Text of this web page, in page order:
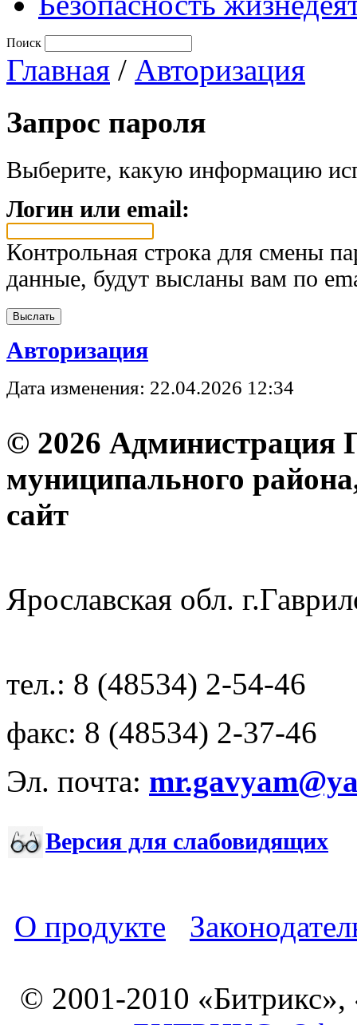
Поиск
Главная / Авторизация
Запрос пароля
Выберите, какую информацию
Логин или email:
Контрольная строка для смены
данные, будут высланы вам по
Авторизация
Дата изменения: 22.04.2026 12:34
© 2026 Администрация
муниципального
Ярославская обл.
тел.: 8 (48534) 2-54-46
факс: 8 (48534) 2-37-46
Эл. почта:
Версия для слабовидящих
О продукте
© 2001-2010 «Битрикс»,